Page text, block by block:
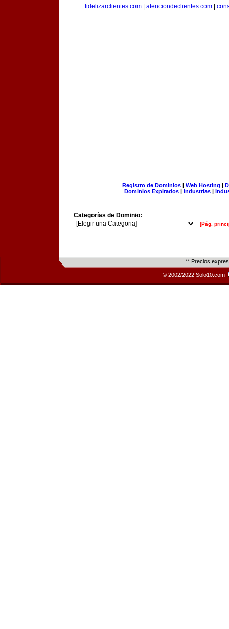
fidelizarclientes.com
atenciondeclientes.com
Registro de Dominios| Web Hosting |
Dominios Expirados | Industrias |
Categorías de Dominio:
[Pág.
** Precios
© 2002/2022 Solo10.com